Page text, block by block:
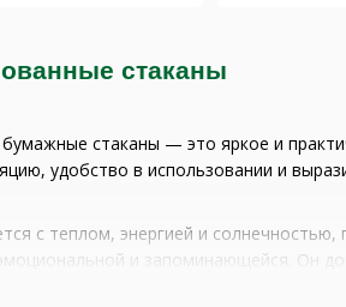
стаканы
стаканы — это яркое и
удобство в использовании и
с теплом, энергией и
и запоминающейся. Он